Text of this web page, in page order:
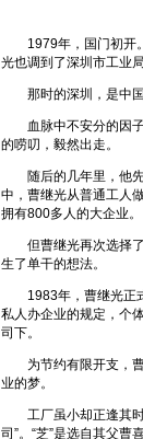
1979年，国门初开。
光也调到了深圳市工业局
那时的深圳，是中国
血脉中不安分的因子
的唠叨，毅然出走。
随后的几年里，他先
中，曹继光从普通工人
拥有800多人的大企业。
但曹继光再次选择了
生了单干的想法。
1983年，曹继光正式
私人办企业的规定，个
司下。
为节约有限开支，曹
业的梦。
工厂虽小却正逢其时
司”。“芝”是选自其父